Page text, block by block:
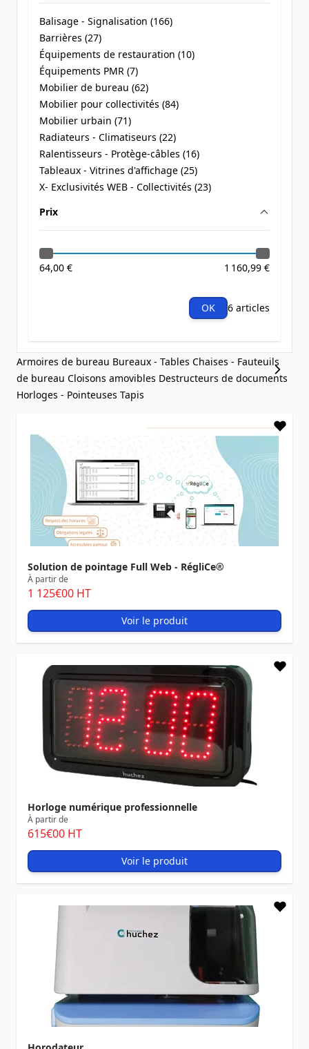
Balisage - Signalisation (166
products available
)
Barrières (27
products available
)
Équipements de restauration (10
products available
)
Équipements PMR (7
products available
)
Mobilier de bureau (62
products available
)
Mobilier pour collectivités (84
products available
)
Mobilier urbain (71
products available )
Radiateurs - Climatiseurs (22
products available
)
Ralentisseurs - Protège-câbles (16
products available
)
Tableaux - Vitrines d'affichage (25
products available
)
X- Exclusivités WEB - Collectivités (23
products available
)
Prix
64,00 € 1 160,99 €
OK 6 articles
Armoires de bureau Bureaux - Tables Chaises - Fauteuils
de bureau Cloisons amovibles Destructeurs de documents
Horloges - Pointeuses Tapis
Solution de pointage Full Web - RégliCe®
À partir de
1 125€00 HT
Voir le produit
Horloge numérique professionnelle
À partir de
615€00 HT
Voir le produit